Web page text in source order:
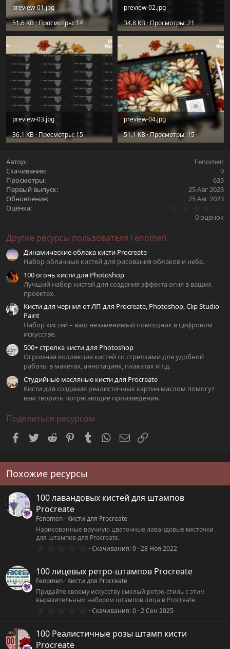
preview-01.jpg
51.6 KB · Просмотры: 14
preview-02.jpg
34.8 KB · Просмотры: 21
preview-03.jpg
36.1 KB · Просмотры: 15
preview-04.jpg
51.1 KB · Просмотры: 15
Автор
Fenomen
Скачивания
0
Просмотры
635
Первый выпуск
25 Авг 2023
Обновление
25 Авг 2023
Оценка
0
0 оценок
Другие ресурсы пользователя Fenomen
Динамические облака кисти Procreate
Набор облачных кистей для рисования облаков и неба.
100 огонь кисти для Photoshop
Лучший набор кистей для создания эффекта огня в ваших
проектах.
Кисти для чернил от ЛП для Procreate, Photoshop, Clip Studio
Paint
Набор кистей – ваш незаменимый помощник в цифровом
искусстве.
500+ стрелка кисти для Photoshop
Огромная коллекция кистей со стрелками для удобной
работы в макетах, аннотациях, плакатах и т.д.
Студийные масляные кисти для Procreate
Кисти для создания реалистичных картин маслом помогут
вам творить потрясающие произведения.
Поделиться ресурсом
Facebook
Twitter Reddit PinterestTumblrWhatsAppЭлектронная почта
Похожие ресурсы
100 лавандовых кистей для штампов
Procreate
Fenomen Кисти для Procreate
Нарисованные вручную цветочные лавандовые кисточки
для штампов для Procreate.
0
0
з
в
ё
з
Скачивания 0 28 Ноя 2022
100 лицевых ретро-штампов Procreate
Fenomen Кисти для Procreate
Придайте своему искусству смелый ретро-стиль с этим
выразительным набором штампов лица в Procreate.
0
0
з
Скачивания 0 2 Сен 2025
100 Реалистичные розы штамп кисти
Procreate